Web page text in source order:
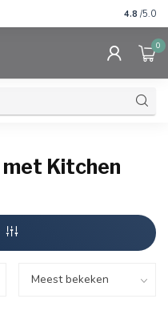
4.8 /5.0
0
Kitchen